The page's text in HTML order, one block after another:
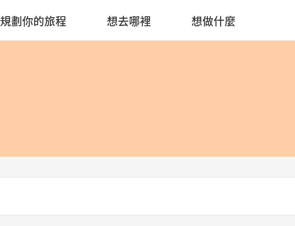
規劃你的旅程 想去哪裡 想做什麼